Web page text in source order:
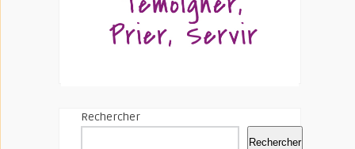
Rechercher
Rechercher